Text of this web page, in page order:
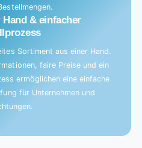
& einfacher
Sortiment aus einer Hand.
faire Preise und ein
ermöglichen eine einfache
für Unternehmen und